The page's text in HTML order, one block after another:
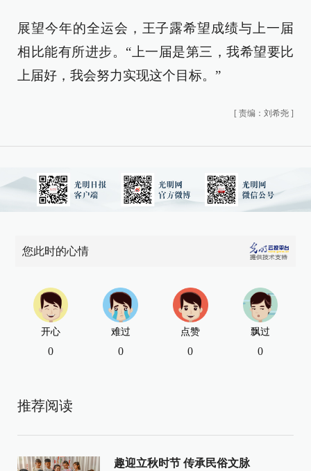
展望今年的全运会，王子露希望成绩与上一届
相比能有所进步。“上一届是第三，我希望要比
上届好，我会努力实现这个目标。”
[ 责编：刘希尧 ]
您此时的心情
开心
0
难过
0
点赞
0
飘过
0
推荐阅读
趣迎立秋时节 传承民俗文脉